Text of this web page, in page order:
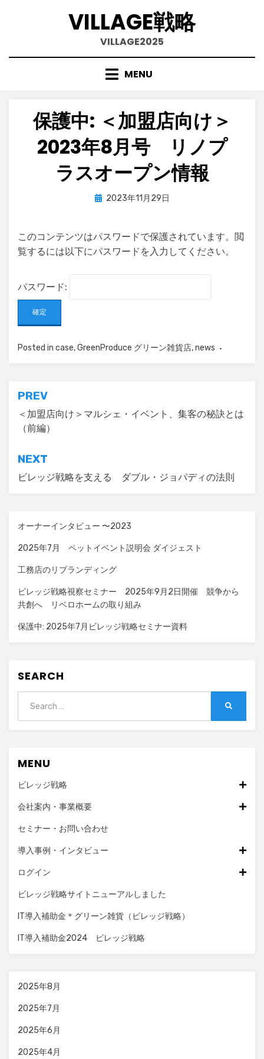
VILLAGE戦略
VILLAGE2025
MENU
保護中: ＜加盟店向け＞
2023年8月号 リノプ
ラスオープン情報
byvillage
Posted
2023年11月29日
このコンテンツはパスワードで保護されています。閲
覧するには以下にパスワードを入力してください。
パスワード:
Posted in case,GreenProduce グリーン雑貨店,news
投
稿
ナ
ビ
ゲ
ョ
ン
PREV
＜加盟店向け＞マルシェ・イベント、集客の秘訣とは
（前編）
NEXT
ビレッジ戦略を支える ダブル・ジョパディの法則
オーナーインタビュー 〜2023
2025年7月 ペットイベント説明会 ダイジェスト
工務店のリブランディング
ビレッジ戦略視察セミナー 2025年9月2日開催 競争から
共創へ リベロホームの取り組み
保護中: 2025年7月ビレッジ戦略セミナー資料
SEARCH
for:
MENU
ビレッジ戦略
会社案内・事業概要
セミナー・お問い合わせ
導入事例・インタビュー
ログイン
ビレッジ戦略サイトニューアルしました
IT導入補助金＊グリーン雑貨（ビレッジ戦略）
IT導入補助金2024 ビレッジ戦略
2025年8月
2025年7月
2025年6月
2025年4月